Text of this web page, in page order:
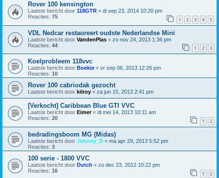
Rover 100 kensington
Laatste bericht door 118GTR « di sep 23, 2014 10:20 pm
Reacties: 75 1 2 3 4 5
VDL Nedcar restaureert oudste Nederlandse Mini
Laatste bericht door VandenPlas « zo nov 24, 2013 1:36 pm
Reacties: 44 1 2 3
Koelprobleem 118vvc
Laatste bericht door Boekie « vr sep 06, 2013 12:26 pm
Reacties: 10
Rover 100 cabriodak gezocht
Laatste bericht door kilroy « za jun 15, 2013 2:41 pm
[Verkocht] Caribbean Blue GTI VVC
Laatste bericht door Eimer« di mei 14, 2013 10:11 am
Reacties: 20 1 2
bedradingsboom MG (Midas)
Laatste bericht door Johnny_D « ma apr 29, 2013 5:52 pm
Reacties: 3
100 serie - 1800 VVC
Laatste bericht door Dutch « zo dec 23, 2012 10:22 pm
Reacties: 16 1 2